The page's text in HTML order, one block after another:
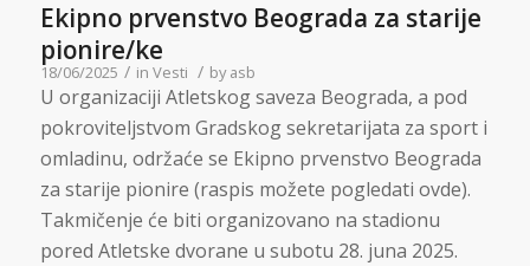
Ekipno prvenstvo Beograda za starije
pionire/ke
18/06/2025 / in Vesti / byasb
U organizaciji Atletskog saveza Beograda, a pod
pokroviteljstvom Gradskog sekretarijata za sport i
omladinu, održaće se Ekipno prvenstvo Beograda
za starije pionire (raspis možete pogledati ovde).
Takmičenje će biti organizovano na stadionu
pored Atletske dvorane u subotu 28. juna 2025.